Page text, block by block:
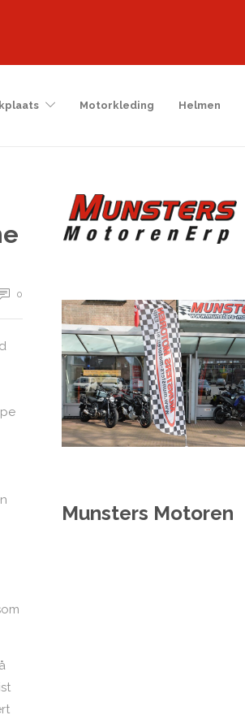
Motorkleding Helmen
0
Munsters Motoren